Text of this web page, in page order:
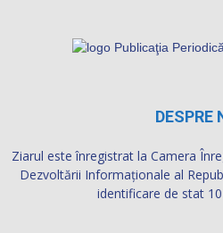
DESPRE
Ziarul este înregistrat la Camera
Dezvoltării Informaţionale al
identificare de stat